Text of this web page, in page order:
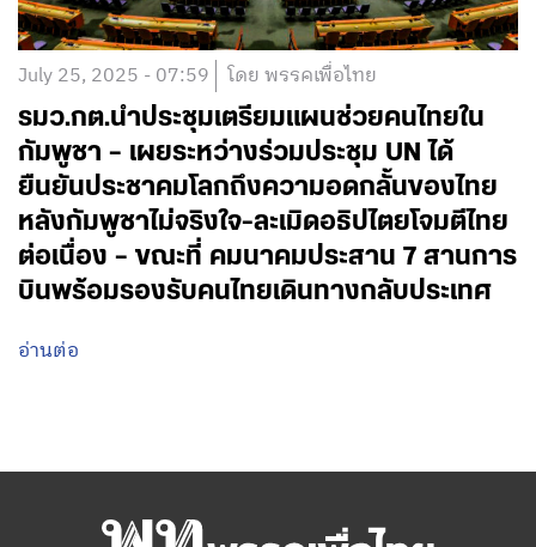
July 25, 2025 - 07:59 โดย พรรคเพื่อไทย
รมว.กต.นำประชุมเตรียมแผนช่วยคนไทยใน
กัมพูชา – เผยระหว่างร่วมประชุม UN ได้
ยืนยันประชาคมโลกถึงความอดกลั้นของไทย
หลังกัมพูชาไม่จริงใจ-ละเมิดอธิปไตยโจมตีไทย
ต่อเนื่อง – ขณะที่ คมนาคมประสาน 7 สานการ
บินพร้อมรองรับคนไทยเดินทางกลับประเทศ
อ่านต่อ